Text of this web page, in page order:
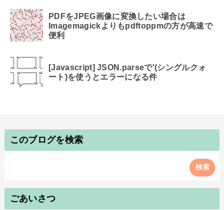
PDFをJPEG画像に変換したい場合は
Imagemagickよりもpdftoppmの方が高速で
便利
[Javascript] JSON.parseで'(シングルクォ
ート)を使うとエラーになる件
このブログを検索
ごあいさつ